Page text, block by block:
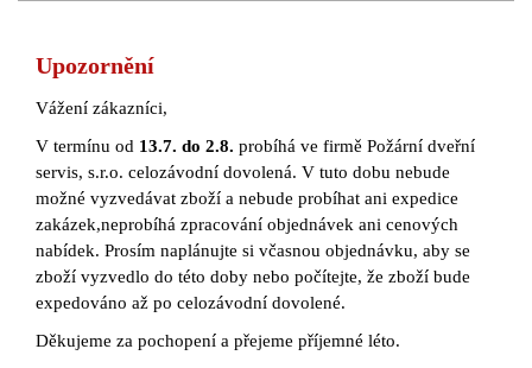
Upozornění
Vážení zákazníci,
V termínu od 13.7. do 2.8. probíhá ve firmě Požární dveřní
servis, s.r.o. celozávodní dovolená. V tuto dobu nebude
možné vyzvedávat zboží a nebude probíhat ani expedice
zakázek,neprobíhá zpracování objednávek ani cenových
nabídek. Prosím naplánujte si včasnou objednávku, aby se
zboží vyzvedlo do této doby nebo počítejte, že zboží bude
expedováno až po celozávodní dovolené.
Děkujeme za pochopení a přejeme příjemné léto.